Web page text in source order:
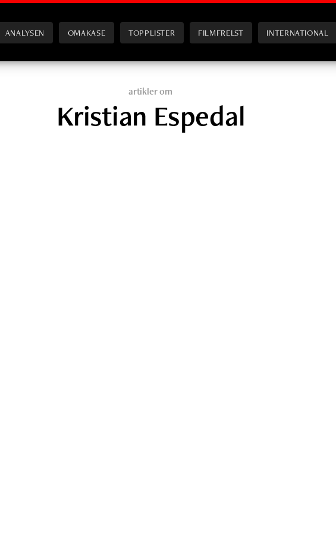
ANALYSEN OMAKASE TOPPLISTER FILMFRELST INTERNATIONAL
artikler om
Kristian Espedal